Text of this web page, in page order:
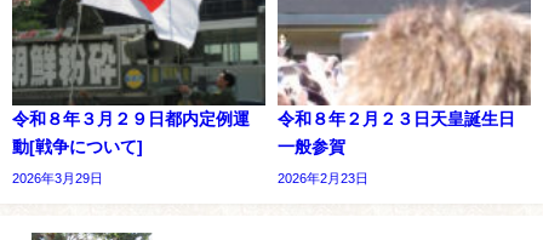
令和８年３月２９日都内定例運
動[戦争について]
2026年3月29日
令和８年２月２３日天皇誕生日
一般参賀
2026年2月23日